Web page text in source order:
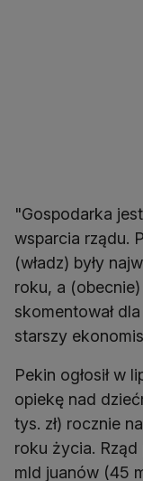
"Gospodarka
wsparcia rządu.
(władz) były
roku, a (obecnie)
skomentował
Pekin ogłosił w
opiekę nad
tys. zł) rocznie
roku życia.
mld juanów (45